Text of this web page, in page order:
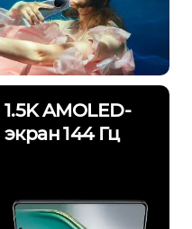
1.5K AMOLED-
экран 144 Гц